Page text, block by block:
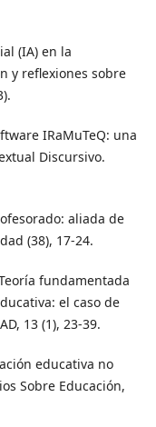
(IA) en la
y reflexiones sobre
IRaMuTeQ: una
Discursivo.
aliada de
(38), 17-24.
fundamentada
el caso de
13 (1), 23-39.
educativa no
Sobre Educación,